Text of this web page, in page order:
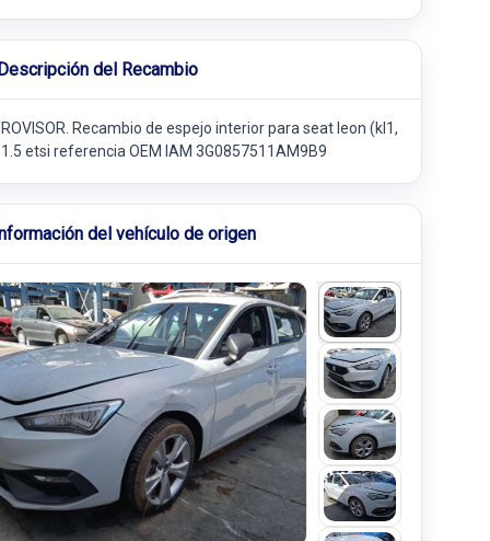
del Recambio
Recambio de espejo interior para seat leon (kl1,
etsi referencia OEM IAM 3G0857511AM9B9
del vehículo de origen